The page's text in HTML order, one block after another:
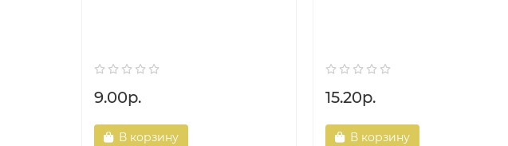
9.00р.
В корзину
15.20р.
В корзину